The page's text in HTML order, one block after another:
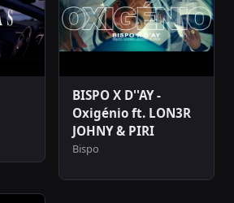
BISPO X D''AY -
Oxigénio ft. LON3R
JOHNY & PIRI
Bispo